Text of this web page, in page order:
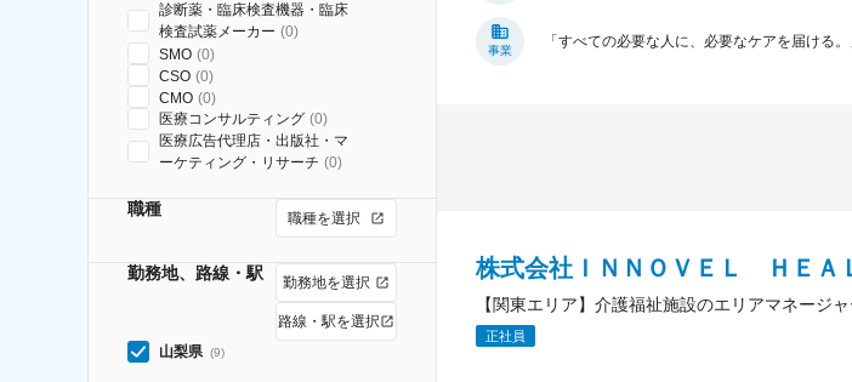
診断薬・臨床検査機器・臨床
検査試薬メーカー (0)
SMO (0)
CSO (0)
CMO (0)
医療コンサルティング (0)
医療広告代理店・出版社・マ
ーケティング・リサーチ (0)
職種 職種を選択
勤務地、路線・駅 勤務地を選択
路線・駅を選択
山梨県 (9)
事業
「すべての必要な人に、必要なケアを届ける
株式会社ＩＮＮＯＶＥＬ ＨＥＡ
【関東エリア】介護福祉施設のエリアマネー
正社員